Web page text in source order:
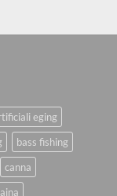
eging
bass fishing
canna